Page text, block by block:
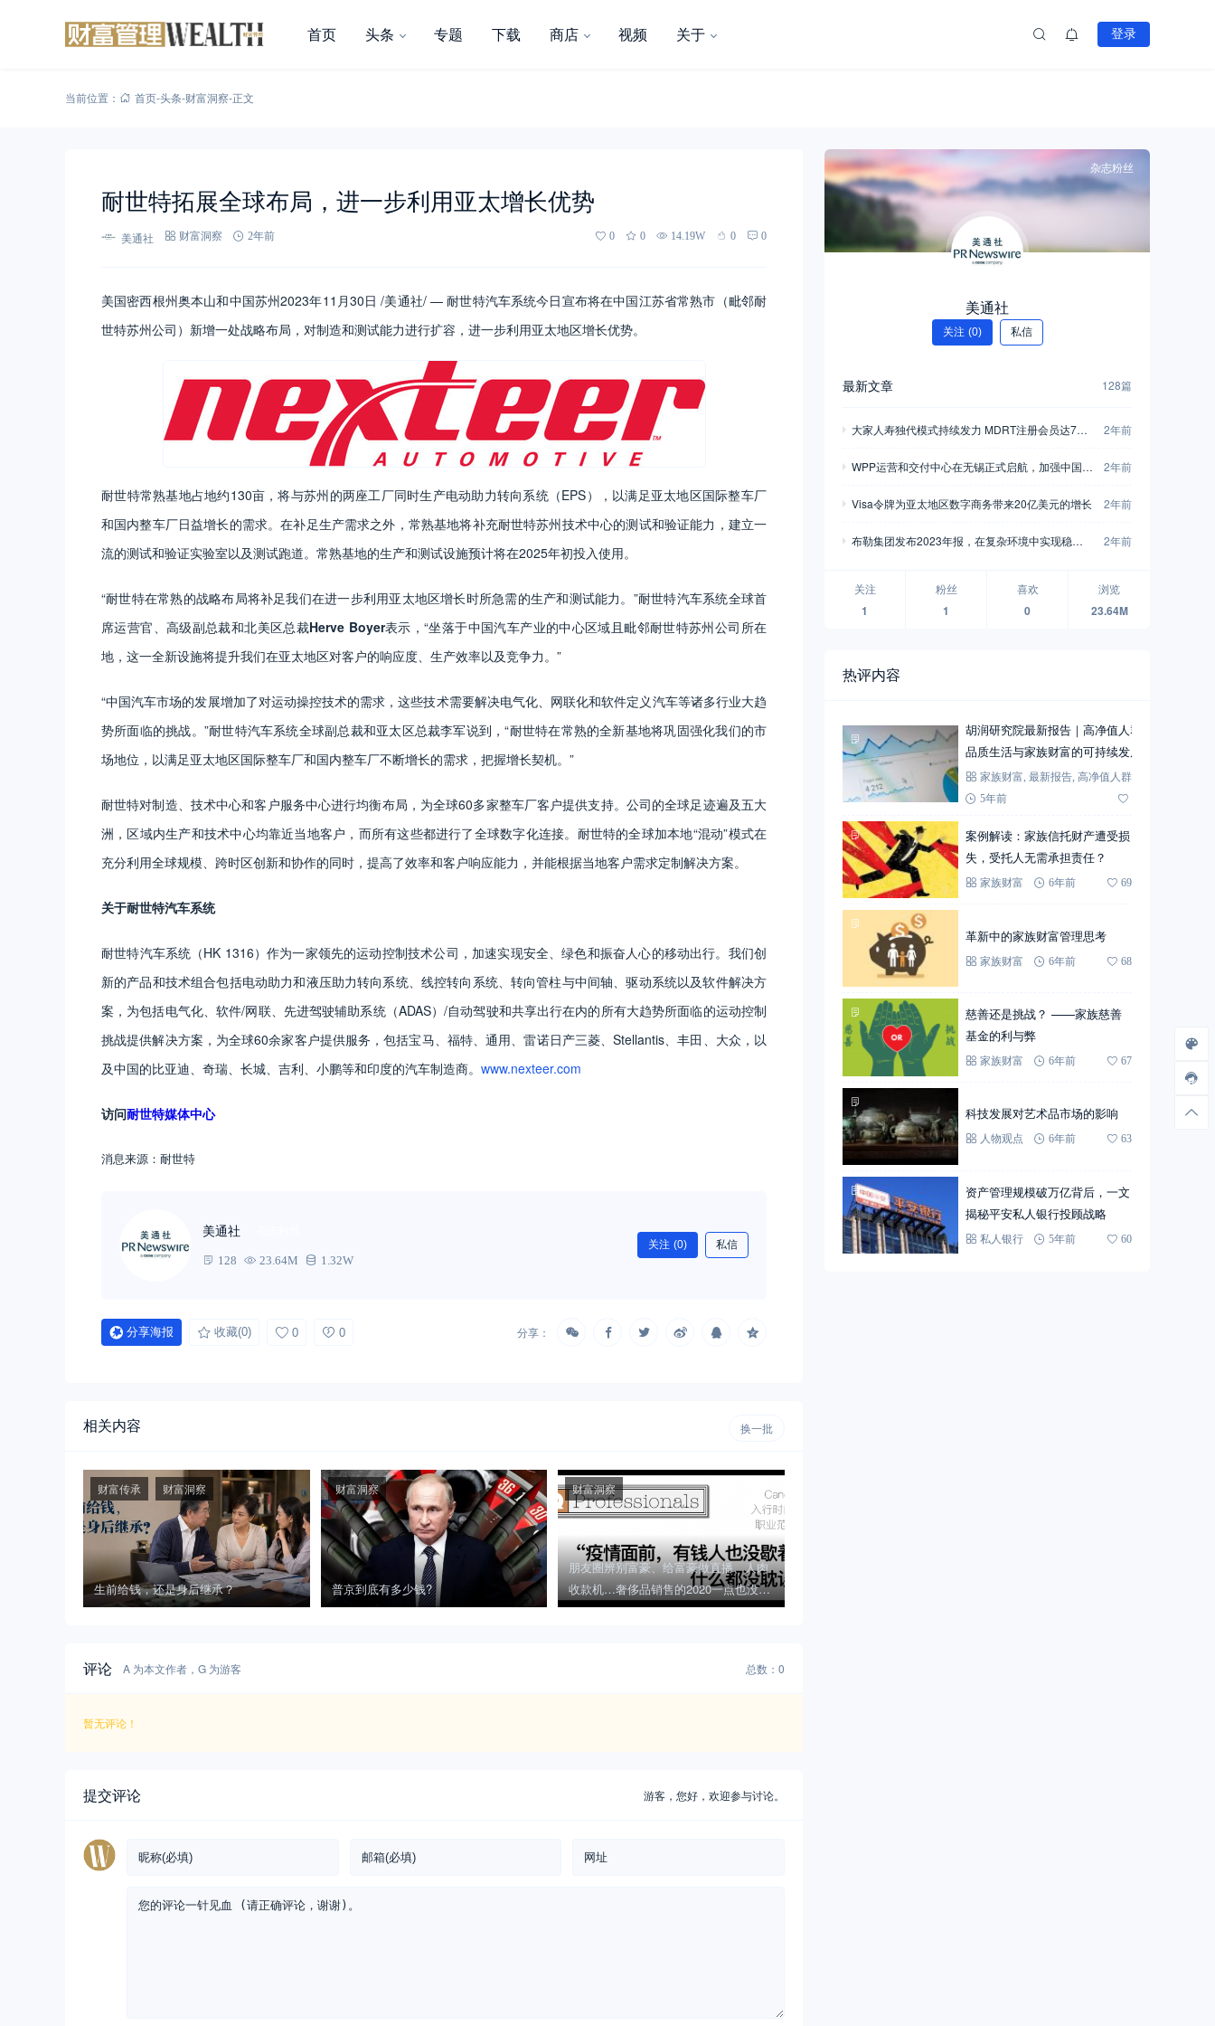
首页 头条 专题 下载 商店 视频 关于 登录
当前位置： 首页-头条-财富洞察-正文
耐世特拓展全球布局，进一步利用亚太增长优势
美通社 财富洞察 2年前 0 0 14.19W 0 0
美国密西根州奥本山和中国苏州2023年11月30日 /美通社/ — 耐世特汽车系统今日宣布将在中国江苏省常熟市（毗邻耐
世特苏州公司）新增一处战略布局，对制造和测试能力进行扩容，进一步利用亚太地区增长优势。
耐世特常熟基地占地约130亩，将与苏州的两座工厂同时生产电动助力转向系统（EPS），以满足亚太地区国际整车厂
和国内整车厂日益增长的需求。在补足生产需求之外，常熟基地将补充耐世特苏州技术中心的测试和验证能力，建立一
流的测试和验证实验室以及测试跑道。常熟基地的生产和测试设施预计将在2025年初投入使用。
“耐世特在常熟的战略布局将补足我们在进一步利用亚太地区增长时所急需的生产和测试能力。”耐世特汽车系统全球首
席运营官、高级副总裁和北美区总裁Herve Boyer表示，“坐落于中国汽车产业的中心区域且毗邻耐世特苏州公司所在
地，这一全新设施将提升我们在亚太地区对客户的响应度、生产效率以及竞争力。”
“中国汽车市场的发展增加了对运动操控技术的需求，这些技术需要解决电气化、网联化和软件定义汽车等诸多行业大趋
势所面临的挑战。”耐世特汽车系统全球副总裁和亚太区总裁李军说到，“耐世特在常熟的全新基地将巩固强化我们的市
场地位，以满足亚太地区国际整车厂和国内整车厂不断增长的需求，把握增长契机。”
耐世特对制造、技术中心和客户服务中心进行均衡布局，为全球60多家整车厂客户提供支持。公司的全球足迹遍及五大
洲，区域内生产和技术中心均靠近当地客户，而所有这些都进行了全球数字化连接。耐世特的全球加本地“混动”模式在
充分利用全球规模、跨时区创新和协作的同时，提高了效率和客户响应能力，并能根据当地客户需求定制解决方案。
关于耐世特汽车系统
耐世特汽车系统（HK 1316）作为一家领先的运动控制技术公司，加速实现安全、绿色和振奋人心的移动出行。我们创
新的产品和技术组合包括电动助力和液压助力转向系统、线控转向系统、转向管柱与中间轴、驱动系统以及软件解决方
案，为包括电气化、软件/网联、先进驾驶辅助系统（ADAS）/自动驾驶和共享出行在内的所有大趋势所面临的运动控制
挑战提供解决方案，为全球60余家客户提供服务，包括宝马、福特、通用、雷诺日产三菱、Stellantis、丰田、大众，以
及中国的比亚迪、奇瑞、长城、吉利、小鹏等和印度的汽车制造商。 www.nexteer.com
访问耐世特媒体中心
消息来源：耐世特
美通社
128 23.64M 1.32W
关注 (0) 私信
分享海报 收藏(0) 0 0 分享：
相关内容 换一批
生前给钱，还是身后继承？
财富传承 财富洞察
普京到底有多少钱?
财富洞察
朋友圈辨别富豪、给富豪做直播、人肉
收款机…奢侈品销售的2020一点也没闲
着
财富洞察
评论 A 为本文作者，G 为游客 总数：0
暂无评论！
提交评论 游客， 您好，欢迎参与讨论。
杂志粉丝
美通社
关注 (0) 私信
最新文章 128篇
大家人寿独代模式持续发力 MDRT注册会员达733
2年前
WPP运营和交付中心在无锡正式启航，加强中国市
2年前
Visa令牌为亚太地区数字商务带来20亿美元的增长 2年前
布勒集团发布2023年报，在复杂环境中实现稳定
2年前
关注
1
粉丝
1
喜欢
0
浏览
23.64M
热评内容
胡润研究院最新报告｜高净值人群
品质生活与家族财富的可持续发展
家族财富 最新报告 高净值人群
5年前
案例解读：家族信托财产遭受损
失，受托人无需承担责任？
家族财富 6年前 69
革新中的家族财富管理思考
家族财富 6年前 68
慈善还是挑战？ ——家族慈善
基金的利与弊
家族财富 6年前 67
科技发展对艺术品市场的影响
人物观点 6年前 63
资产管理规模破万亿背后，一文
揭秘平安私人银行投顾战略
私人银行 5年前 60